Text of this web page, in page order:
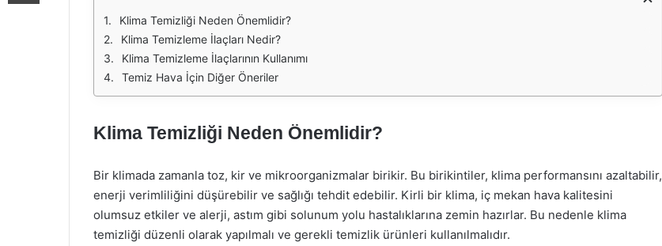
Klima Temizliği Neden Önemlidir?
Klima Temizleme İlaçları Nedir?
Klima Temizleme İlaçlarının Kullanımı
Temiz Hava İçin Diğer Öneriler
Klima Temizliği Neden Önemlidir?
Bir klimada zamanla toz, kir ve mikroorganizmalar birikir. Bu birikintiler, klima performansını azaltabilir,
enerji verimliliğini düşürebilir ve sağlığı tehdit edebilir. Kirli bir klima, iç mekan hava kalitesini
olumsuz etkiler ve alerji, astım gibi solunum yolu hastalıklarına zemin hazırlar. Bu nedenle klima
temizliği düzenli olarak yapılmalı ve gerekli temizlik ürünleri kullanılmalıdır.